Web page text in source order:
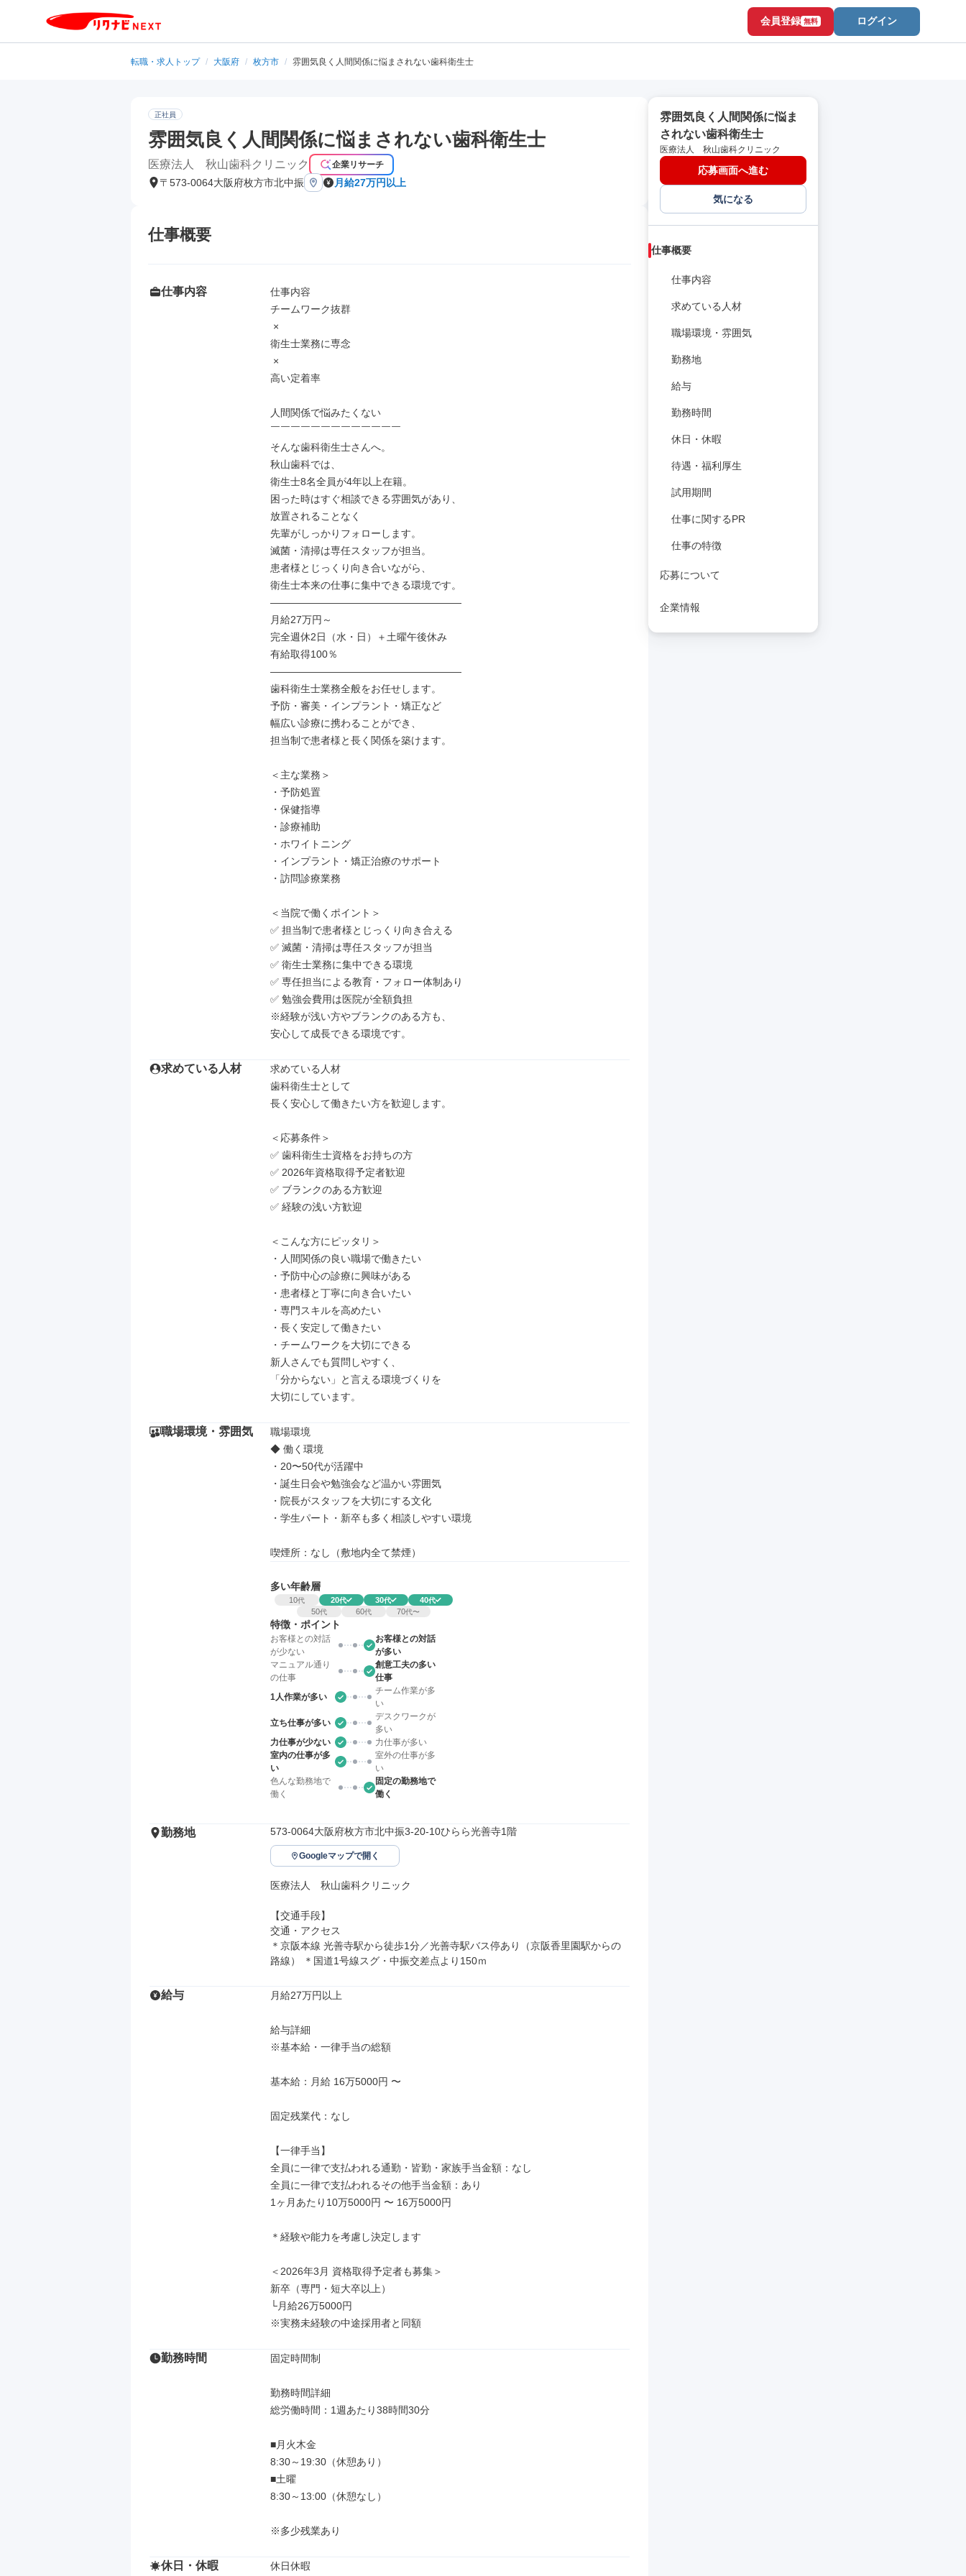
会員登録 無料 ログイン
転職・求人トップ / 大阪府 / 枚方市 / 雰囲気良く人間関係に悩まされない歯科衛生士
正社員
雰囲気良く人間関係に悩まされない歯科衛生士
医療法人 秋山歯科クリニック 企業リサーチ
〒573-0064大阪府枚方市北中振 月給27万円以上
仕事概要
仕事内容
仕事内容
チームワーク抜群
衛生士業務に専念
高い定着率
人間関係で悩みたくない
￣￣￣￣￣￣￣￣￣￣￣￣￣
そんな歯科衛生士さんへ。
秋山歯科では、
衛生士8名全員が4年以上在籍。
困った時はすぐ相談できる雰囲気があり、
放置されることなく
先輩がしっかりフォローします。
滅菌・清掃は専任スタッフが担当。
患者様とじっくり向き合いながら、
衛生士本来の仕事に集中できる環境です。
―――――――――――――――――――
月給27万円～
完全週休2日（水・日）＋土曜午後休み
有給取得100％
―――――――――――――――――――
歯科衛生士業務全般をお任せします。
予防・審美・インプラント・矯正など
幅広い診療に携わることができ、
担当制で患者様と長く関係を築けます。
＜主な業務＞
・予防処置
・保健指導
・診療補助
・ホワイトニング
・インプラント・矯正治療のサポート
・訪問診療業務
＜当院で働くポイント＞
✅ 担当制で患者様とじっくり向き合える
✅ 滅菌・清掃は専任スタッフが担当
✅ 衛生士業務に集中できる環境
✅ 専任担当による教育・フォロー体制あり
✅ 勉強会費用は医院が全額負担
※経験が浅い方やブランクのある方も、
安心して成長できる環境です。
求めている人材
求めている人材
歯科衛生士として
長く安心して働きたい方を歓迎します。
＜応募条件＞
✅ 歯科衛生士資格をお持ちの方
✅ 2026年資格取得予定者歓迎
✅ ブランクのある方歓迎
✅ 経験の浅い方歓迎
＜こんな方にピッタリ＞
・人間関係の良い職場で働きたい
・予防中心の診療に興味がある
・患者様と丁寧に向き合いたい
・専門スキルを高めたい
・長く安定して働きたい
・チームワークを大切にできる
新人さんでも質問しやすく、
「分からない」と言える環境づくりを
大切にしています。
職場環境・雰囲気
職場環境
◆ 働く環境
・20〜50代が活躍中
・誕生日会や勉強会など温かい雰囲気
・院長がスタッフを大切にする文化
・学生パート・新卒も多く相談しやすい環境
喫煙所：なし（敷地内全て禁煙）
多い年齢層
10代 20代 30代 40代
50代 60代 70代〜
特徴・ポイント
お客様との対話
が少ない
お客様との対話
が多い
マニュアル通り
の仕事
創意工夫の多い
仕事
1人作業が多い
チーム作業が多
い
立ち仕事が多い
デスクワークが
多い
力仕事が少ない
力仕事が多い
室内の仕事が多
い
室外の仕事が多
い
色んな勤務地で
働く
固定の勤務地で
働く
勤務地 573-0064大阪府枚方市北中振3-20-10ひらら光善寺1階
Googleマップで開く
医療法人　秋山歯科クリニック
【交通手段】
交通・アクセス
＊京阪本線 光善寺駅から徒歩1分／光善寺駅バス停あり（京阪香里園駅からの
路線） ＊国道1号線スグ・中振交差点より150ｍ
給与 月給27万円以上
給与詳細
※基本給・一律手当の総額
基本給：月給 16万5000円 〜
固定残業代：なし
【一律手当】
全員に一律で支払われる通勤・皆勤・家族手当金額：なし
全員に一律で支払われるその他手当金額：あり
1ヶ月あたり10万5000円 〜 16万5000円
＊経験や能力を考慮し決定します
＜2026年3月 資格取得予定者も募集＞
新卒（専門・短大卒以上）
└月給26万5000円
※実務未経験の中途採用者と同額
勤務時間 固定時間制
勤務時間詳細
総労働時間：1週あたり38時間30分
■月火木金
8:30～19:30（休憩あり）
■土曜
8:30～13:00（休憩なし）
※多少残業あり
休日・休暇 休日休暇
雰囲気良く人間関係に悩ま
されない歯科衛生士
医療法人 秋山歯科クリニック
応募画面へ進む
気になる
仕事概要
仕事内容
求めている人材
職場環境・雰囲気
勤務地
給与
勤務時間
休日・休暇
待遇・福利厚生
試用期間
仕事に関するPR
仕事の特徴
応募について
企業情報